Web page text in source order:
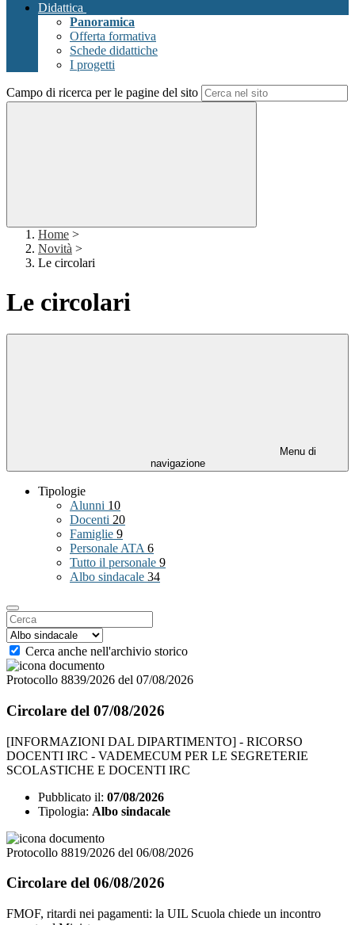
Didattica
Panoramica
Offerta formativa
Schede didattiche
I progetti
Campo di ricerca per le pagine del sito
Home >
Novità >
Le circolari
Le circolari
Menu di
navigazione
Tipologie
Alunni 10
Docenti 20
Famiglie 9
Personale ATA 6
Tutto il personale 9
Albo sindacale 34
Cerca anche nell'archivio storico
Protocollo 8839/2026 del 07/08/2026
Circolare del 07/08/2026
[INFORMAZIONI DAL DIPARTIMENTO] - RICORSO
DOCENTI IRC - VADEMECUM PER LE SEGRETERIE
SCOLASTICHE E DOCENTI IRC
Pubblicato il: 07/08/2026
Tipologia: Albo sindacale
Protocollo 8819/2026 del 06/08/2026
Circolare del 06/08/2026
FMOF, ritardi nei pagamenti: la UIL Scuola chiede un incontro